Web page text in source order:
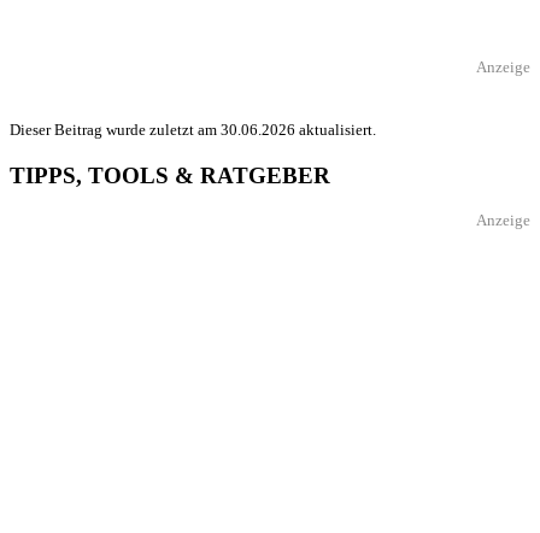
Anzeige
Dieser Beitrag wurde zuletzt am 30.06.2026 aktualisiert.
TIPPS, TOOLS & RATGEBER
Anzeige